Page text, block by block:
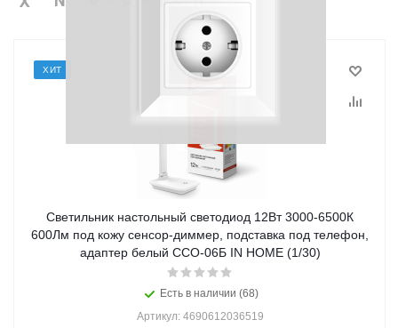
ХИТ
Светильник настольный светодиод 12Вт 3000-6500К
600Лм под кожу сенсор-диммер, подставка под телефон,
адаптер белый ССО-06Б IN HOME (1/30)
Есть в наличии (68)
Артикул: 4690612036519